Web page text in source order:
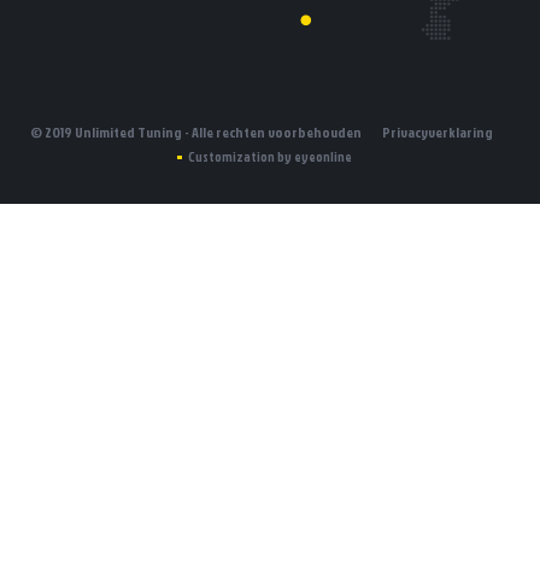
© 2019 Unlimited Tuning - Alle rechten voorbehouden Privacyverklaring
Customization by eyeonline